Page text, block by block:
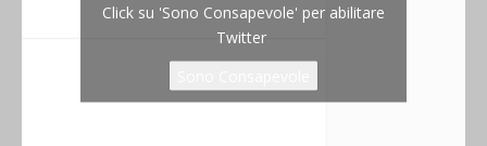
Tweets by diaconatoromano
Click su 'Sono Consapevole' per abilitare
Twitter